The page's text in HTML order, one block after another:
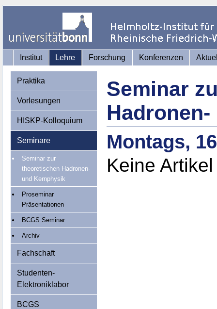
Institut Lehre Forschung Konferenzen
Praktika
Vorlesungen
HISKP-Kolloquium
Seminare
Seminar zur
theoretischen Hadronen-
und Kernphysik
Proseminar
Präsentationen
BCGS Seminar
Archiv
Fachschaft
Studenten-
Elektroniklabor
BCGS
Seminar
Montags,
Keine